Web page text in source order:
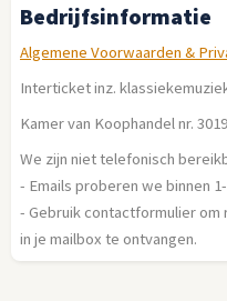
Bedrijfsinformatie
Algemene Voorwaarden &
Interticket inz.
Kamer van Koophandel nr.
We zijn niet telefonisch
- Emails proberen we binnen
- Gebruik contactformulier
in je mailbox te ontvangen.